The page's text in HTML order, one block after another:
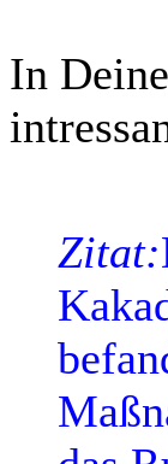
In
Zitat: